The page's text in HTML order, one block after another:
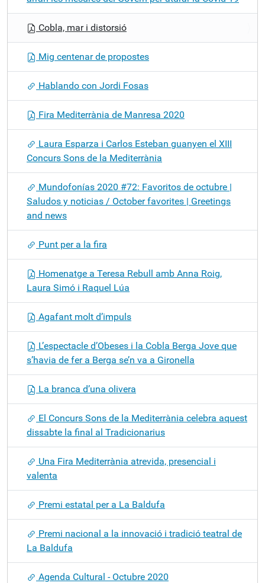
Cobla, mar i distorsió
Mig centenar de propostes
Hablando con Jordi Fosas
Fira Mediterrània de Manresa 2020
Laura Esparza i Carlos Esteban guanyen el XIII
Concurs Sons de la Mediterrània
Mundofonías 2020 #72: Favoritos de octubre |
Saludos y noticias / October favorites | Greetings
and news
Punt per a la fira
Homenatge a Teresa Rebull amb Anna Roig,
Laura Simó i Raquel Lúa
Agafant molt d’impuls
L’espectacle d’Obeses i la Cobla Berga Jove que
s’havia de fer a Berga se’n va a Gironella
La branca d’una olivera
El Concurs Sons de la Mediterrània celebra aquest
dissabte la final al Tradicionarius
Una Fira Mediterrània atrevida, presencial i
valenta
Premi estatal per a La Baldufa
Premi nacional a la innovació i tradició teatral de
La Baldufa
Agenda Cultural - Octubre 2020